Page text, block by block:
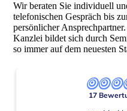
Wir beraten Sie individuell
telefonischen Gespräch bis
persönlicher
Kanzlei bildet sich durch
so immer auf dem neuesten